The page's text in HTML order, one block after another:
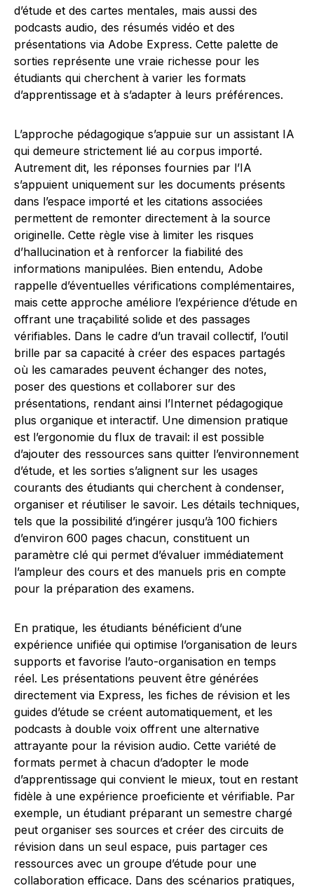
d’étude et des cartes mentales, mais aussi des
podcasts audio, des résumés vidéo et des
présentations via Adobe Express. Cette palette de
sorties représente une vraie richesse pour les
étudiants qui cherchent à varier les formats
d’apprentissage et à s’adapter à leurs préférences.
L’approche pédagogique s’appuie sur un assistant IA
qui demeure strictement lié au corpus importé.
Autrement dit, les réponses fournies par l’IA
s’appuient uniquement sur les documents présents
dans l’espace importé et les citations associées
permettent de remonter directement à la source
originelle. Cette règle vise à limiter les risques
d’hallucination et à renforcer la fiabilité des
informations manipulées. Bien entendu, Adobe
rappelle d’éventuelles vérifications complémentaires,
mais cette approche améliore l’expérience d’étude en
offrant une traçabilité solide et des passages
vérifiables. Dans le cadre d’un travail collectif, l’outil
brille par sa capacité à créer des espaces partagés
où les camarades peuvent échanger des notes,
poser des questions et collaborer sur des
présentations, rendant ainsi l’Internet pédagogique
plus organique et interactif. Une dimension pratique
est l’ergonomie du flux de travail: il est possible
d’ajouter des ressources sans quitter l’environnement
d’étude, et les sorties s’alignent sur les usages
courants des étudiants qui cherchent à condenser,
organiser et réutiliser le savoir. Les détails techniques,
tels que la possibilité d’ingérer jusqu’à 100 fichiers
d’environ 600 pages chacun, constituent un
paramètre clé qui permet d’évaluer immédiatement
l’ampleur des cours et des manuels pris en compte
pour la préparation des examens.
En pratique, les étudiants bénéficient d’une
expérience unifiée qui optimise l’organisation de leurs
supports et favorise l’auto-organisation en temps
réel. Les présentations peuvent être générées
directement via Express, les fiches de révision et les
guides d’étude se créent automatiquement, et les
podcasts à double voix offrent une alternative
attrayante pour la révision audio. Cette variété de
formats permet à chacun d’adopter le mode
d’apprentissage qui convient le mieux, tout en restant
fidèle à une expérience proeficiente et vérifiable. Par
exemple, un étudiant préparant un semestre chargé
peut organiser ses sources et créer des circuits de
révision dans un seul espace, puis partager ces
ressources avec un groupe d’étude pour une
collaboration efficace. Dans des scénarios pratiques,